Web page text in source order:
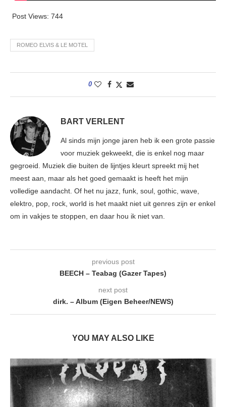
Post Views: 744
ROMEO ELVIS & LE MOTEL
0
BART VERLENT
Al sinds mijn jonge jaren heb ik een grote passie
voor muziek gekweekt, die is enkel nog maar
gegroeid. Muziek die buiten de lijntjes kleurt spreekt mij het
meest aan, maar als het goed gemaakt is heeft het mijn
volledige aandacht. Of het nu jazz, funk, soul, gothic, wave,
elektro, pop, rock, world is het maakt niet uit genres zijn er enkel
om in vakjes te stoppen, en daar hou ik niet van.
previous post
BEECH – Teabag (Gazer Tapes)
next post
dirk. – Album (Eigen Beheer/NEWS)
YOU MAY ALSO LIKE